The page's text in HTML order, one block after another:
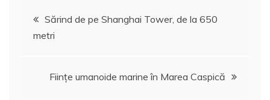
Navigare
în
articole
Sărind de pe Shanghai Tower, de la 650
metri
Fiinţe umanoide marine în Marea Caspică